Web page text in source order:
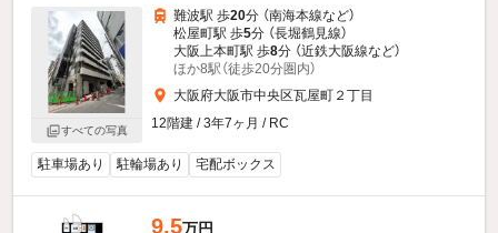
すべての写真
難波駅 歩20分 （南海本線など）
松屋町駅 歩5分 （長堀鶴見線）
大阪上本町駅 歩8分 （近鉄大阪線など）
ほか8駅（徒歩20分圏内）
大阪府大阪市中央区瓦屋町２丁目
12階建 / 3年7ヶ月 / RC
駐車場あり 駐輪場あり 宅配ボックス
9.5万円